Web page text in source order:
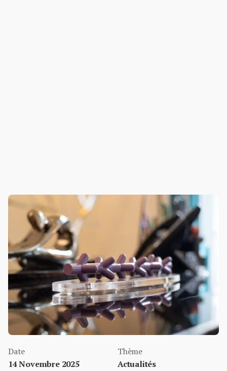
Date
14 Novembre 2025
Thème
Actualités